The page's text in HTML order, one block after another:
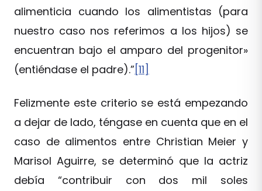
alimenticia cuando los alimentistas (para
nuestro caso nos referimos a los hijos) se
encuentran bajo el amparo del progenitor»
(entiéndase el padre).”[11]
Felizmente este criterio se está empezando
a dejar de lado, téngase en cuenta que en el
caso de alimentos entre Christian Meier y
Marisol Aguirre, se determinó que la actriz
debía “contribuir con dos mil soles